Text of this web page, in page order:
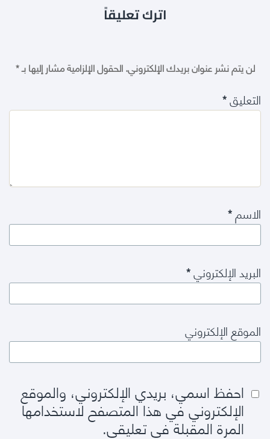
اترك تعليقاً
لن يتم نشر عنوان بريدك الإلكتروني.الحقول الإلزامية مشار إليها بـ*
التعليق*
الاسم*
البريد الإلكتروني*
الموقع الإلكتروني
احفظ اسمي، بريدي الإلكتروني، والموقع
الإلكتروني في هذا المتصفح لاستخدامها
المرة المقبلة في تعليقي.